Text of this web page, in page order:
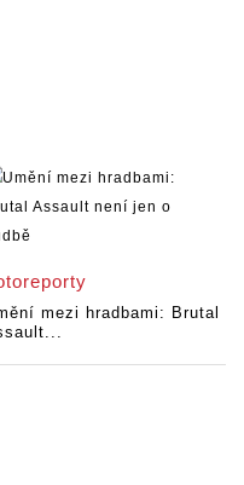
mezi hradbami: Brutal